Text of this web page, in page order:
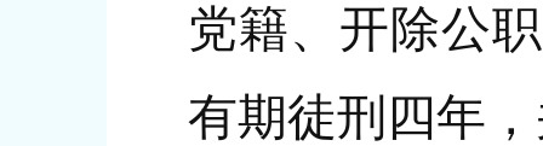
党籍、开除公
有期徒刑四年